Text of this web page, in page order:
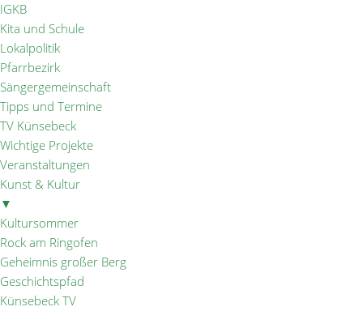
IGKB
Kita und Schule
Lokalpolitik
Pfarrbezirk
Sängergemeinschaft
Tipps und Termine
TV Künsebeck
Wichtige Projekte
Veranstaltungen
Kunst & Kultur
▼
Kultursommer
Rock am Ringofen
Geheimnis großer Berg
Geschichtspfad
Künsebeck TV